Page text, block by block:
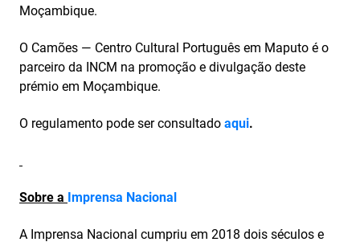
Moçambique.
O Camões — Centro Cultural Português em Maputo é o
parceiro da INCM na promoção e divulgação deste
prémio em Moçambique.
O regulamento pode ser consultado aqui.
Sobre a Imprensa Nacional
A Imprensa Nacional cumpriu em 2018 dois séculos e